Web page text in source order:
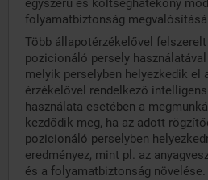
egyszerű és költséghatékony
folyamatbiztonság
Több állapotérzékelővel
pozicionáló persely
melyik perselyben helyezkedik el
érzékelővel rendelkező
használata esetében a
kezdődik meg, ha az adott
pozicionáló perselyben
eredményez, mint pl. az
és a folyamatbiztonság növelése.